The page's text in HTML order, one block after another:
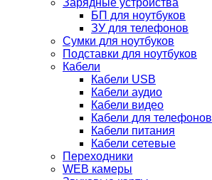
БП для ноутбуков
ЗУ для телефонов
Сумки для ноутбуков
Подставки для ноутбуков
Кабели
Кабели USB
Кабели аудио
Кабели видео
Кабели для телефонов
Кабели питания
Кабели сетевые
Переходники
WEB камеры